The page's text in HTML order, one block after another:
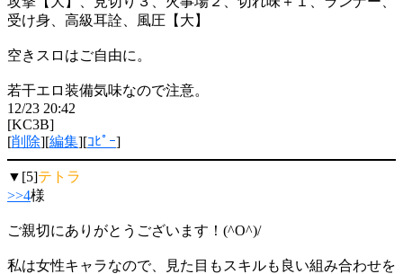
受け身、高級耳詮、風圧【大】
空きスロはご自由に。
若干エロ装備気味なので注意。
12/23 20:42
[KC3B]
[削除][編集][ｺﾋﾟｰ]
▼[5]テトラ
>>4様
ご親切にありがとうございます！(^O^)/
私は女性キャラなので、見た目もスキルも良い組み合わせを